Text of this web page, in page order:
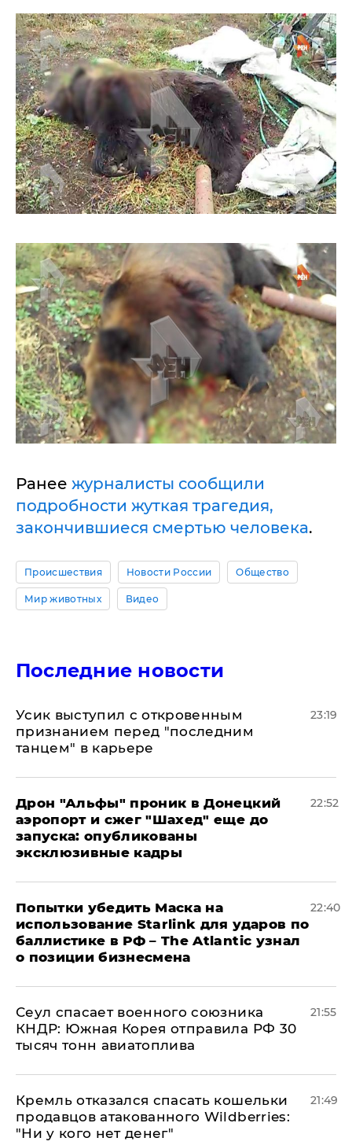
Ранее журналисты сообщили
подробности жуткая трагедия,
закончившиеся смертью человека.
Происшествия Новости России Общество
Мир животных Видео
Последние новости
Усик выступил с откровенным
признанием перед "последним
танцем" в карьере
23:19
Дрон "Альфы" проник в Донецкий
аэропорт и сжег "Шахед" еще до
запуска: опубликованы
эксклюзивные кадры
22:52
Попытки убедить Маска на
использование Starlink для ударов по
баллистике в РФ – The Atlantic узнал
о позиции бизнесмена
22:40
​Сеул спасает военного союзника
КНДР: Южная Корея отправила РФ 30
тысяч тонн авиатоплива
21:55
Кремль отказался спасать кошельки
продавцов атакованного Wildberries:
"Ни у кого нет денег"
21:49